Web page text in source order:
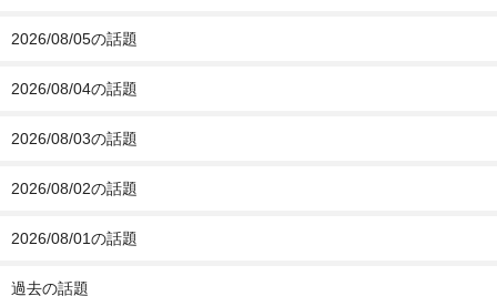
2026/08/05の話題
2026/08/04の話題
2026/08/03の話題
2026/08/02の話題
2026/08/01の話題
過去の話題